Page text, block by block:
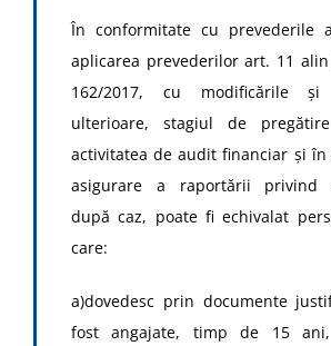
În conformitate cu prevederile
aplicarea prevederilor art. 11 alin
162/2017, cu modificările și
ulterioare, stagiul de
activitatea de audit financiar şi în
asigurare a raportării privind
după caz, poate fi echivalat
care:
a)dovedesc prin documente
fost angajate, timp de 15